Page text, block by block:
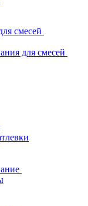
смесей
для смесей